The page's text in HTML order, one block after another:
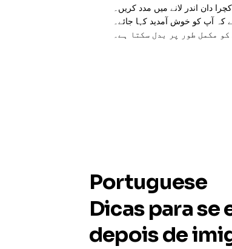
دان اندر لانے میں مدد کریں۔
آپ کو خوش آمدید کہا جائے۔
مکمل طور پر بدل سکتا ہے۔
Portuguese
Dicas para
depois de